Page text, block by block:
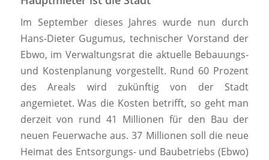
Im September dieses Jahres wurde nun durch
Hans-Dieter Gugumus, technischer Vorstand der
Ebwo, im Verwaltungsrat die aktuelle Bebauungs-
und Kostenplanung vorgestellt. Rund 60 Prozent
des Areals wird zukünftig von der Stadt
angemietet. Was die Kosten betrifft, so geht man
derzeit von rund 41 Millionen für den Bau der
neuen Feuerwache aus. 37 Millionen soll die neue
Heimat des Entsorgungs- und Baubetriebs (Ebwo)